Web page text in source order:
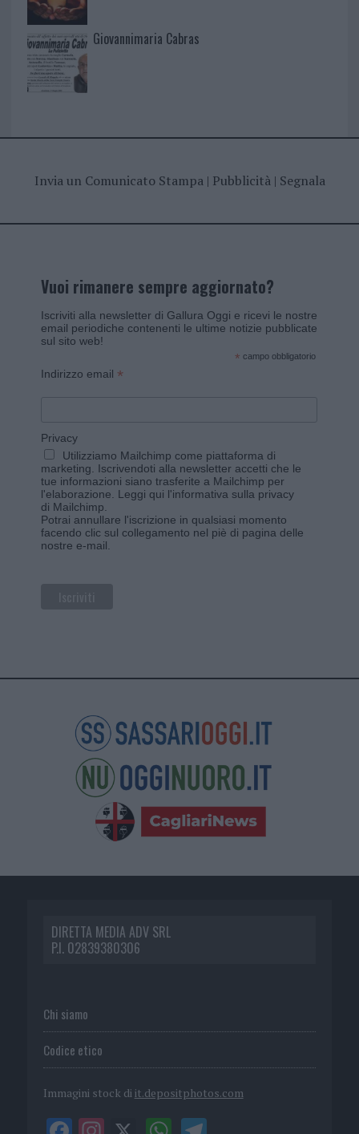
Giovannimaria Cabras
Invia un Comunicato Stampa| Pubblicità| Segnala
Vuoi rimanere sempre aggiornato?
Iscriviti alla newsletter di Gallura Oggi e ricevi le nostre
email periodiche contenenti le ultime notizie pubblicate
sul sito web!
* campo obbligatorio
Indirizzo email *
Privacy
Utilizziamo Mailchimp come piattaforma di
marketing. Iscrivendoti alla newsletter accetti che le
tue informazioni siano trasferite a Mailchimp per
l'elaborazione. Leggi qui l'informativa sulla privacy
di Mailchimp
Potrai annullare l'iscrizione in qualsiasi momento
facendo clic sul collegamento nel piè di pagina delle
nostre e-mail.
DIRETTA MEDIA ADV SRL
P.I. 02839380306
Chi siamo
Codice etico
Immagini stock di it.depositphotos.com